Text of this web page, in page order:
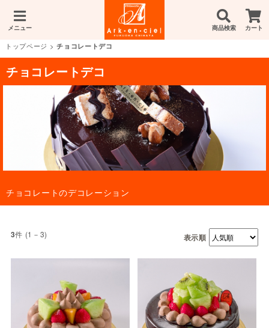
メニュー 商品検索 カート
トップページ >チョコレートデコ
チョコレートデコ
チョコレートのデコレーション
3件 (1－3) 表示順